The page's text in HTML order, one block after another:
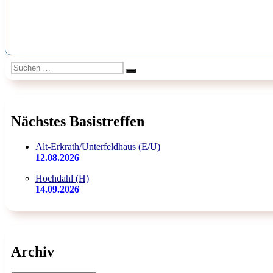
Suchen
nach:
Suchen
Nächstes Basistreffen
Alt-Erkrath/Unterfeldhaus (E/U)
12.08.2026
Hochdahl (H)
14.09.2026
Archiv